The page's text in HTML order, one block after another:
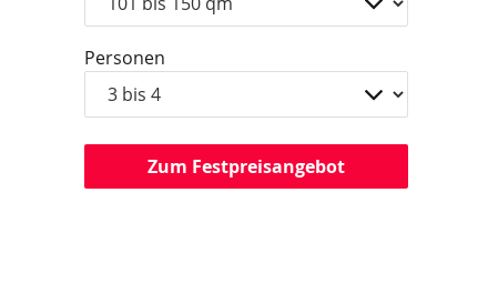
Personen
Zum Festpreisangebot